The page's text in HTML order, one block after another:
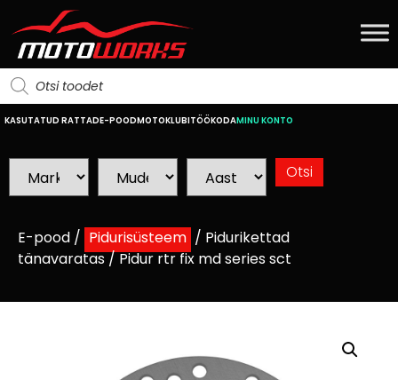
KASUTATUD RATTADE-POODMOTOKLUBITÖÖKODAMINU KONTO
E-pood / Pidurisüsteem / Pidurikettad
tänavaratas/ Pidur rtr fix md series sct